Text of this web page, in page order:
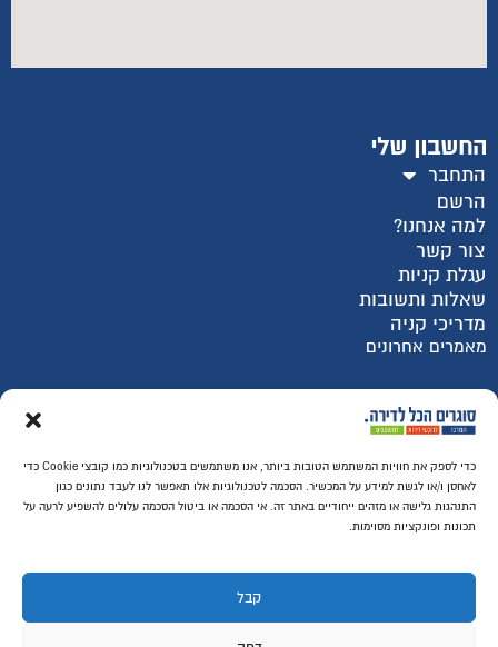
כדי לספק את חוויות המשתמש הטובות ביותר, אנו משתמשים בטכנולוגיות כמו קובצי Cookie כדי
לאחסן ו/או לגשת למידע על המכשיר. הסכמה לטכנולוגיות אלו תאפשר לנו לעבד נתונים כגון
התנהגות גלישה או מזהים ייחודיים באתר זה. אי הסכמה או ביטול הסכמה עלולים להשפיע לרעה על
תכונות ופונקציות מסוימות.
קבל
החשבון שלי
התחבר
הרשם
למה אנחנו?
צור קשר
עגלת קניות
שאלות ותשובות
מדריכי קניה
מאמרים אחרונים
רכישה מאובטחת SSL
לחץ עליי לעזרה...